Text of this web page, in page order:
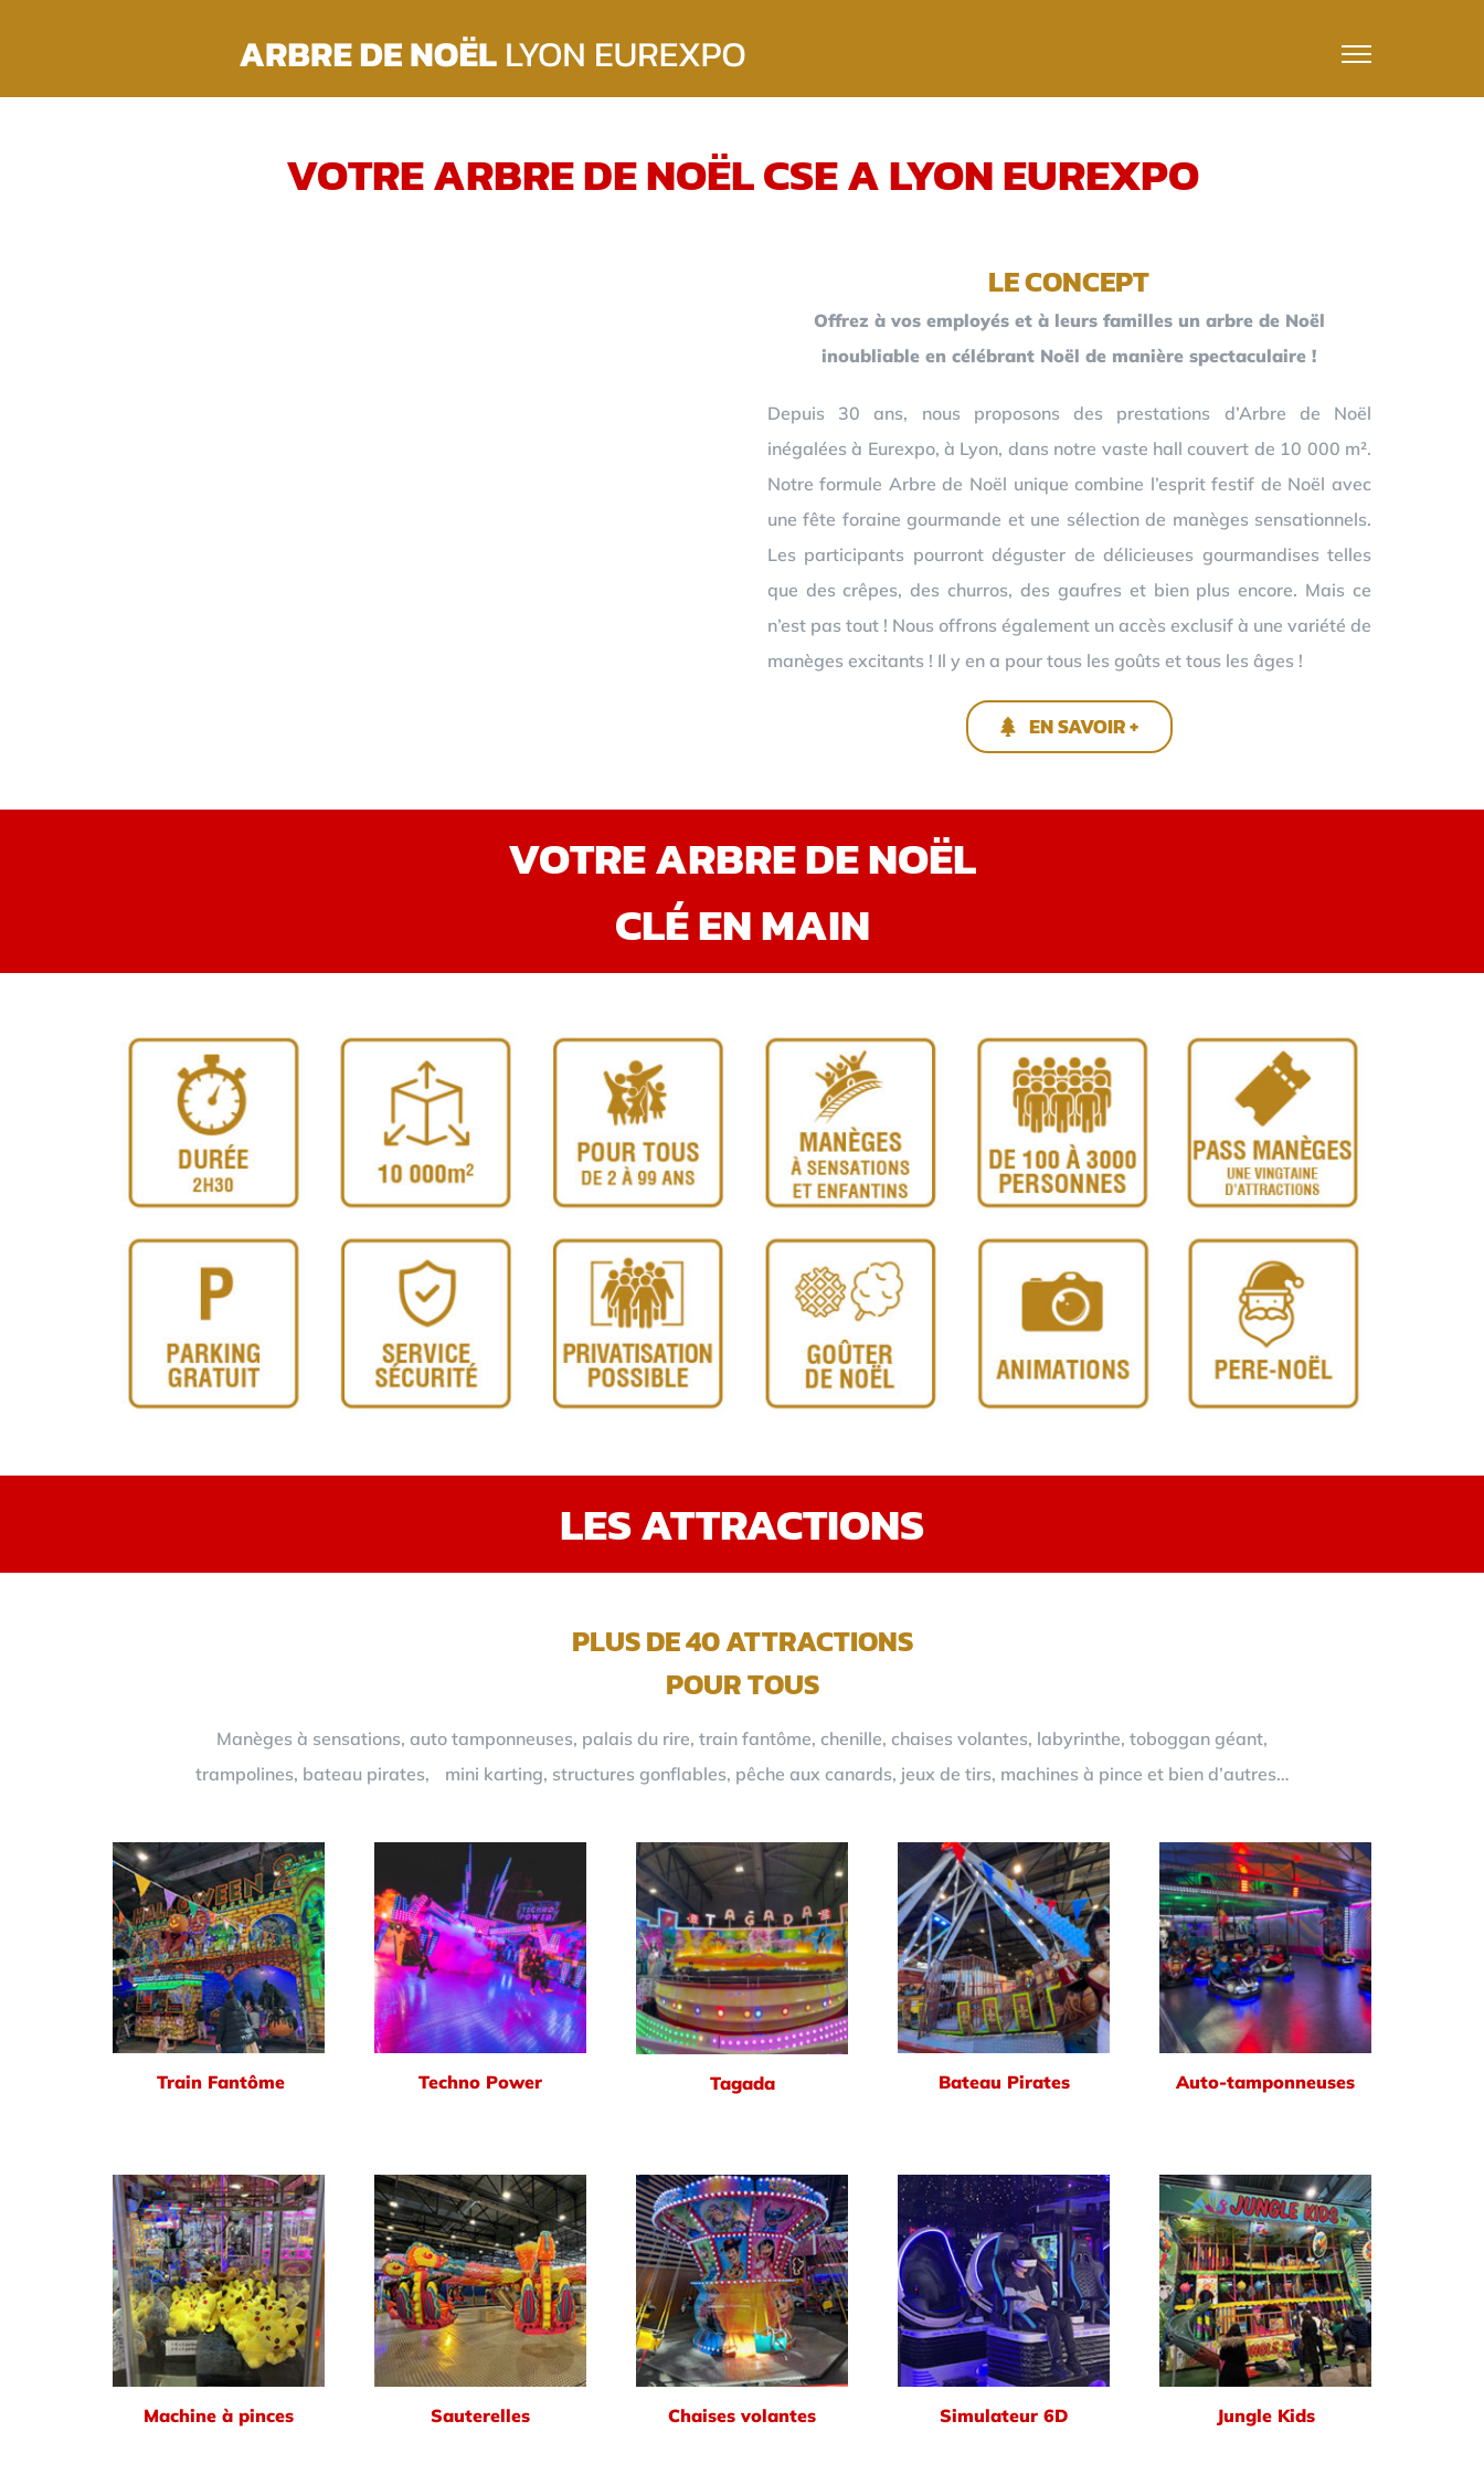
VOTRE ARBRE DE NOËL CSE A LYON EUREXPO
LE CONCEPT
Offrez à vos employés et à leurs familles un arbre de Noël
inoubliable en célébrant Noël de manière spectaculaire !
Depuis 30 ans, nous proposons des prestations d’Arbre de Noël
inégalées à Eurexpo, à Lyon, dans notre vaste hall couvert de 10 000 m².
Notre formule Arbre de Noël unique combine l’esprit festif de Noël avec
une fête foraine gourmande et une sélection de manèges sensationnels.
Les participants pourront déguster de délicieuses gourmandises telles
que des crêpes, des churros, des gaufres et bien plus encore. Mais ce
n’est pas tout ! Nous offrons également un accès exclusif à une variété de
manèges excitants ! Il y en a pour tous les goûts et tous les âges !
EN SAVOIR +
VOTRE ARBRE DE NOËL
CLÉ EN MAIN
LES ATTRACTIONS
PLUS DE 40 ATTRACTIONS
POUR TOUS
Manèges à sensations, auto tamponneuses, palais du rire, train fantôme, chenille, chaises volantes, labyrinthe, toboggan géant,
trampolines, bateau pirates, mini karting, structures gonflables, pêche aux canards, jeux de tirs, machines à pince et bien d’autres…
Train Fantôme Techno Power Tagada Bateau Pirates Auto-tamponneuses
Machine à pinces Sauterelles Chaises volantes Simulateur 6D Jungle Kids